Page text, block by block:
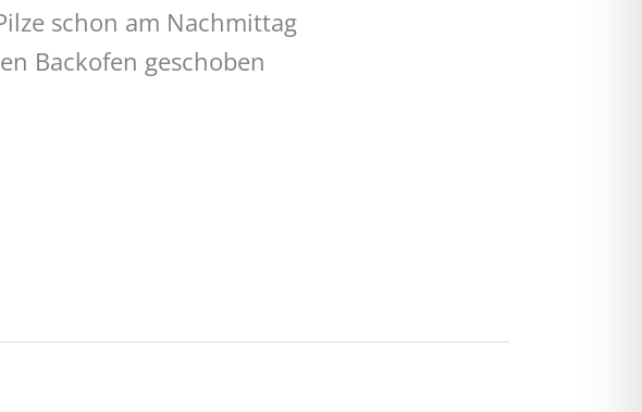
schon am Nachmittag
Backofen geschoben